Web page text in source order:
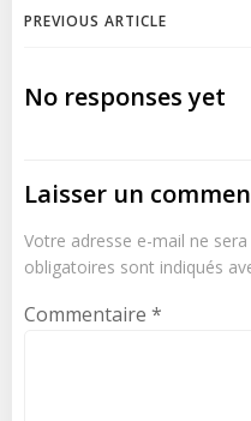
Navigation
de
PREVIOUS ARTICLE
No responses yet
Laisser un
Votre adresse e-mail ne sera
obligatoires sont indiqués
Commentaire *